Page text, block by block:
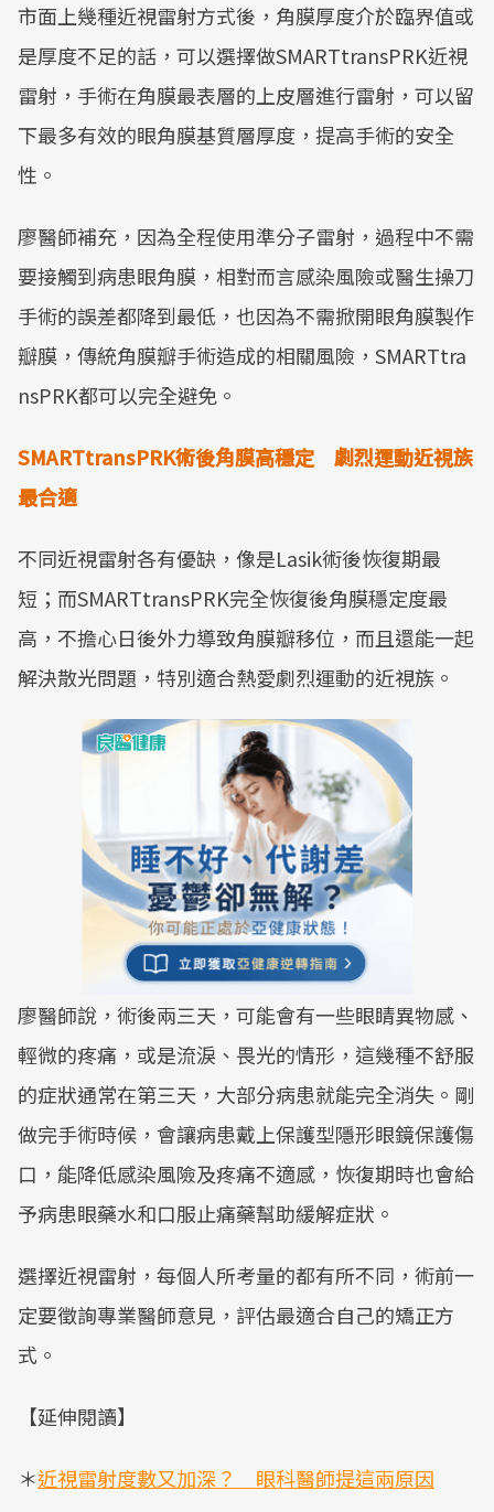
市面上幾種近視雷射方式後，角膜厚度介於臨界值或
是厚度不足的話，可以選擇做SMARTtransPRK近視
雷射，手術在角膜最表層的上皮層進行雷射，可以留
下最多有效的眼角膜基質層厚度，提高手術的安全
性。
廖醫師補充，因為全程使用準分子雷射，過程中不需
要接觸到病患眼角膜，相對而言感染風險或醫生操刀
手術的誤差都降到最低，也因為不需掀開眼角膜製作
瓣膜，傳統角膜瓣手術造成的相關風險，SMARTtra
nsPRK都可以完全避免。
SMARTtransPRK術後角膜高穩定 劇烈運動近視族
最合適
不同近視雷射各有優缺，像是Lasik術後恢復期最
短；而SMARTtransPRK完全恢復後角膜穩定度最
高，不擔心日後外力導致角膜瓣移位，而且還能一起
解決散光問題，特別適合熱愛劇烈運動的近視族。
廖醫師說，術後兩三天，可能會有一些眼睛異物感、
輕微的疼痛，或是流淚、畏光的情形，這幾種不舒服
的症狀通常在第三天，大部分病患就能完全消失。剛
做完手術時候，會讓病患戴上保護型隱形眼鏡保護傷
口，能降低感染風險及疼痛不適感，恢復期時也會給
予病患眼藥水和口服止痛藥幫助緩解症狀。
選擇近視雷射，每個人所考量的都有所不同，術前一
定要徵詢專業醫師意見，評估最適合自己的矯正方
式。
【延伸閱讀】
＊近視雷射度數又加深？ 眼科醫師提這兩原因